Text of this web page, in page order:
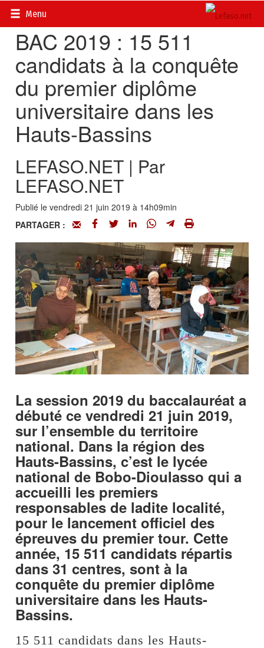
Menu
Accueil>
BAC 2019 : 15 511
candidats à la conquête
du premier diplôme
universitaire dans les
Hauts-Bassins
LEFASO.NET | Par
LEFASO.NET
Publié le vendredi 21 juin 2019 à 14h09min
PARTAGER :
La session 2019 du baccalauréat a
débuté ce vendredi 21 juin 2019,
sur l’ensemble du territoire
national. Dans la région des
Hauts-Bassins, c’est le lycée
national de Bobo-Dioulasso qui a
accueilli les premiers
responsables de ladite localité,
pour le lancement officiel des
épreuves du premier tour. Cette
année, 15 511 candidats répartis
dans 31 centres, sont à la
conquête du premier diplôme
universitaire dans les Hauts-
Bassins.
15 511 candidats dans les Hauts-